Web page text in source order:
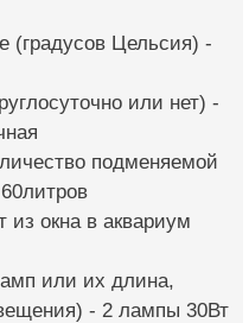
(градусов Цельсия) -
или нет) -
подменяемой
из окна в аквариум
или их длина,
- 2 лампы 30Вт